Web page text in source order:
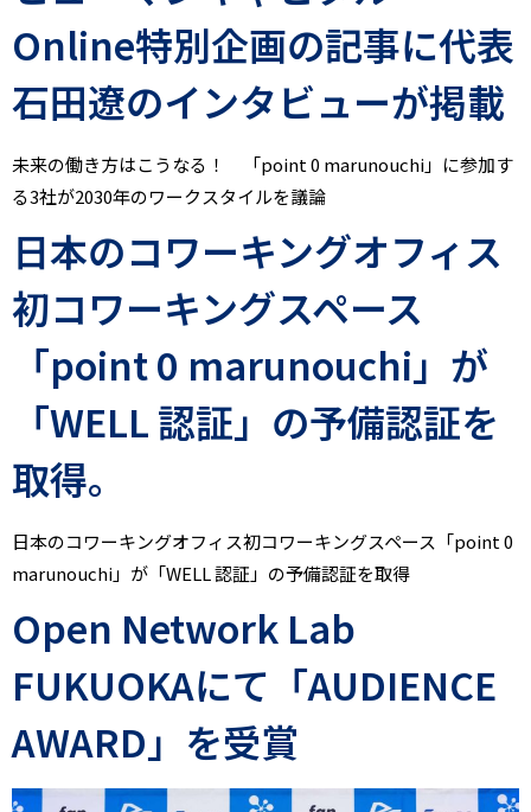
Online特別企画の記事に代表
石田遼のインタビューが掲載
未来の働き方はこうなる！ 「point 0 marunouchi」に参加す
る3社が2030年のワークスタイルを議論
日本のコワーキングオフィス
初コワーキングスペース
「point 0 marunouchi」が
「WELL 認証」の予備認証を
取得。
日本のコワーキングオフィス初コワーキングスペース「point 0
marunouchi」が「WELL 認証」の予備認証を取得
Open Network Lab
FUKUOKAにて「AUDIENCE
AWARD」を受賞